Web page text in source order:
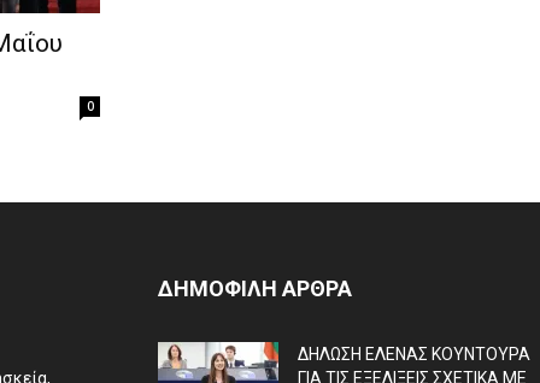
0
ΔΗΜΟΦΙΛΗ ΑΡΘΡΑ
ΔΗΛΩΣΗ ΕΛΕΝΑΣ ΚΟΥΝΤΟΥΡΑ
ΓΙΑ ΤΙΣ ΕΞΕΛΙΞΕΙΣ ΣΧΕΤΙΚΑ ΜΕ